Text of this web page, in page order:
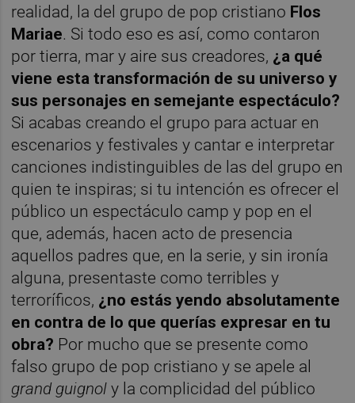
realidad, la del grupo de pop cristiano Flos
Mariae. Si todo eso es así, como contaron
por tierra, mar y aire sus creadores, ¿a qué
viene esta transformación de su universo y
sus personajes en semejante espectáculo?
Si acabas creando el grupo para actuar en
escenarios y festivales y cantar e interpretar
canciones indistinguibles de las del grupo en
quien te inspiras; si tu intención es ofrecer el
público un espectáculo camp y pop en el
que, además, hacen acto de presencia
aquellos padres que, en la serie, y sin ironía
alguna, presentaste como terribles y
terroríficos, ¿no estás yendo absolutamente
en contra de lo que querías expresar en tu
obra? Por mucho que se presente como
falso grupo de pop cristiano y se apele al
grand guignol y la complicidad del público